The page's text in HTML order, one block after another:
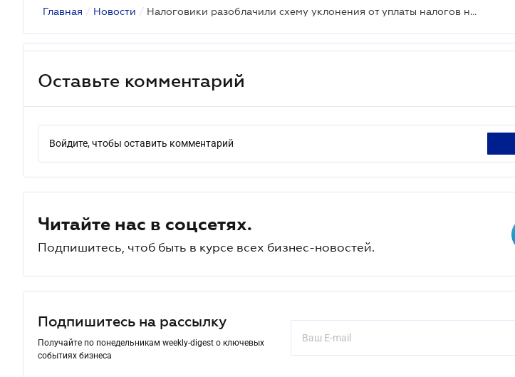
Главная / Новости / Налоговики разоблачили схему уклонения от уплаты налогов на 7 млн грн
Оставьте комментарий
Войдите, чтобы оставить комментарий
Читайте нас в соцсетях.
Подпишитесь, чтоб быть в курсе всех бизнес-новостей.
Подпишитесь на рассылку
Получайте по понедельникам weekly-digest о ключевых
событиях бизнеса